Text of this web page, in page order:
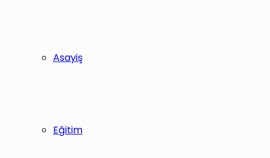
Asayiş
Eğitim